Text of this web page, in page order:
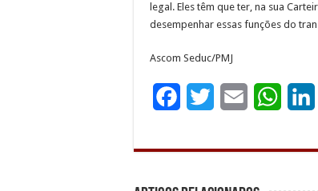
legal. Eles têm que ter, na sua
desempenhar essas funções do
Ascom Seduc/PMJ
c
i
a
a